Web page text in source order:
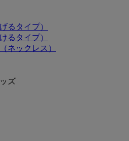
るタイプ）
るタイプ）
ネックレス）
ズ